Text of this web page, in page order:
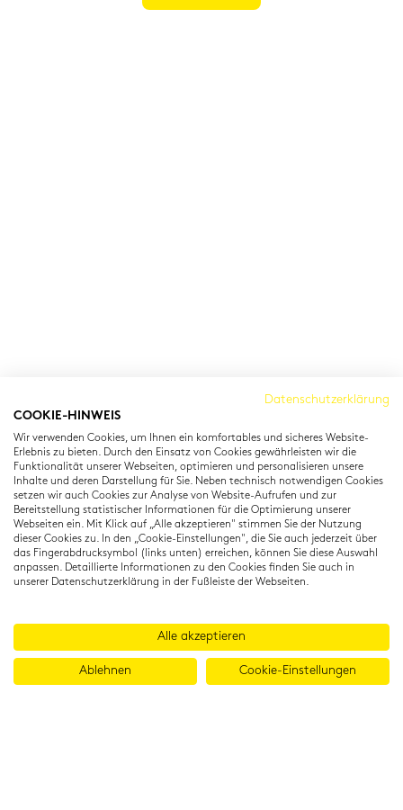
80333 München
T: +49 (0) 89 22 11 15
info@cambridgeinstitut.de
www.cambridgeinstitut.de
Datenschutzerklärung
COOKIE-HINWEIS
Wir verwenden Cookies, um Ihnen ein komfortables und sicheres Website-
Erlebnis zu bieten. Durch den Einsatz von Cookies gewährleisten wir die
Funktionalität unserer Webseiten, optimieren und personalisieren unsere
Inhalte und deren Darstellung für Sie. Neben technisch notwendigen Cookies
setzen wir auch Cookies zur Analyse von Website-Aufrufen und zur
Bereitstellung statistischer Informationen für die Optimierung unserer
Webseiten ein. Mit Klick auf „Alle akzeptieren" stimmen Sie der Nutzung
dieser Cookies zu. In den „Cookie-Einstellungen", die Sie auch jederzeit über
das Fingerabdrucksymbol (links unten) erreichen, können Sie diese Auswahl
anpassen. Detaillierte Informationen zu den Cookies finden Sie auch in
unserer Datenschutzerklärung in der Fußleiste der Webseiten.
Alle akzeptieren
Ablehnen Cookie-Einstellungen